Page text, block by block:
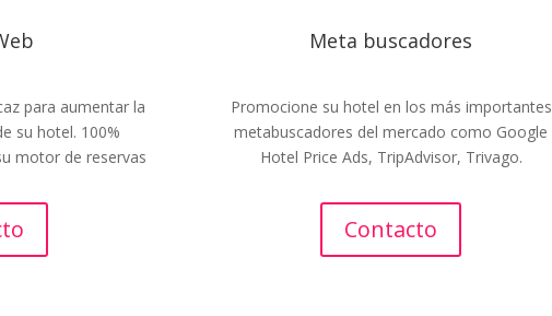
para aumentar la
su hotel. 100%
motor de reservas
Meta buscadores
Promocione su hotel en los más importantes
metabuscadores del mercado como Google
Hotel Price Ads, TripAdvisor, Trivago.
Contacto